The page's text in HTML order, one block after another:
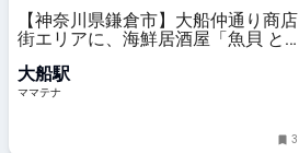
【神奈川県鎌倉市】大船仲通り商店
街エリアに、海鮮居酒屋「魚貝 と
ナ
大船駅
ママテナ
3